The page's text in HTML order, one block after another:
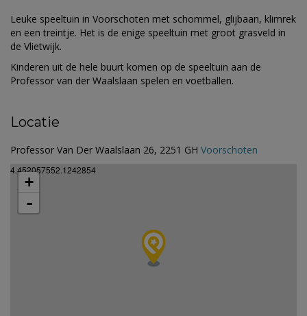
Leuke speeltuin in Voorschoten met schommel, glijbaan, klimrek
en een treintje. Het is de enige speeltuin met groot grasveld in
de Vlietwijk.
Kinderen uit de hele buurt komen op de speeltuin aan de
Professor van der Waalslaan spelen en voetballen.
Locatie
Professor Van Der Waalslaan 26, 2251 GH Voorschoten
4.452057552.1242854
+
-